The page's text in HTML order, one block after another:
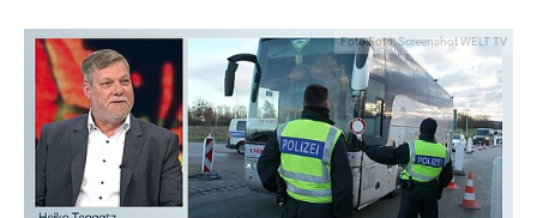
Foto:Foto: Screenshot WELT TV